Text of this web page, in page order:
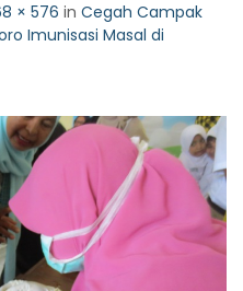
× 576 in Cegah Campak
Imunisasi Masal di